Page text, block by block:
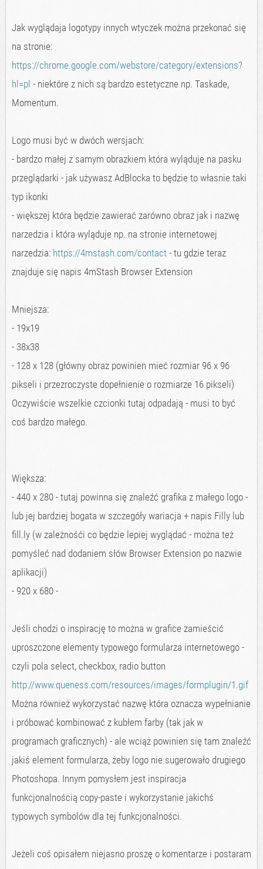
Jak wyglądaja logotypy innych wtyczek można przekonać się
na stronie:
https://chrome.google.com/webstore/category/extensions?
hl=pl - niektóre z nich są bardzo estetyczne np. Taskade,
Momentum.
Logo musi być w dwóch wersjach:
- bardzo małej z samym obrazkiem która wyląduje na pasku
przeglądarki - jak używasz AdBlocka to będzie to własnie taki
typ ikonki
- większej która będzie zawierać zarówno obraz jak i nazwę
narzedzia i która wyląduje np. na stronie internetowej
narzedzia: https://4mstash.com/contact- tu gdzie teraz
znajduje się napis 4mStash Browser Extension
Mniejsza:
- 19x19
- 38x38
- 128 x 128 (główny obraz powinien mieć rozmiar 96 x 96
pikseli i przezroczyste dopełnienie o rozmiarze 16 pikseli)
Oczywiście wszelkie czcionki tutaj odpadają - musi to być
coś bardzo małego.
Większa:
- 440 x 280 - tutaj powinna się znaleźć grafika z małego logo -
lub jej bardziej bogata w szczegóły wariacja + napis Filly lub
fill.ly (w zależnośći co będzie lepiej wyglądać - można też
pomyśleć nad dodaniem słów Browser Extension po nazwie
aplikacji)
- 920 x 680 -
Jeśli chodzi o inspirację to można w grafice zamieścić
uproszczone elementy typowego formularza internetowego -
czyli pola select, checkbox, radio button
http://www.queness.com/resources/images/formplugin/1.gif
Można również wykorzystać nazwę która oznacza wypełnianie
i próbować kombinować z kubłem farby (tak jak w
programach graficznych) - ale wciąż powinien się tam znaleźć
jakiś element formularza, żeby logo nie sugerowało drugiego
Photoshopa. Innym pomysłem jest inspiracja
funkcjonalnością copy-paste i wykorzystanie jakichś
typowych symbolów dla tej funkcjonalności.
Jeżeli coś opisałem niejasno proszę o komentarze i postaram